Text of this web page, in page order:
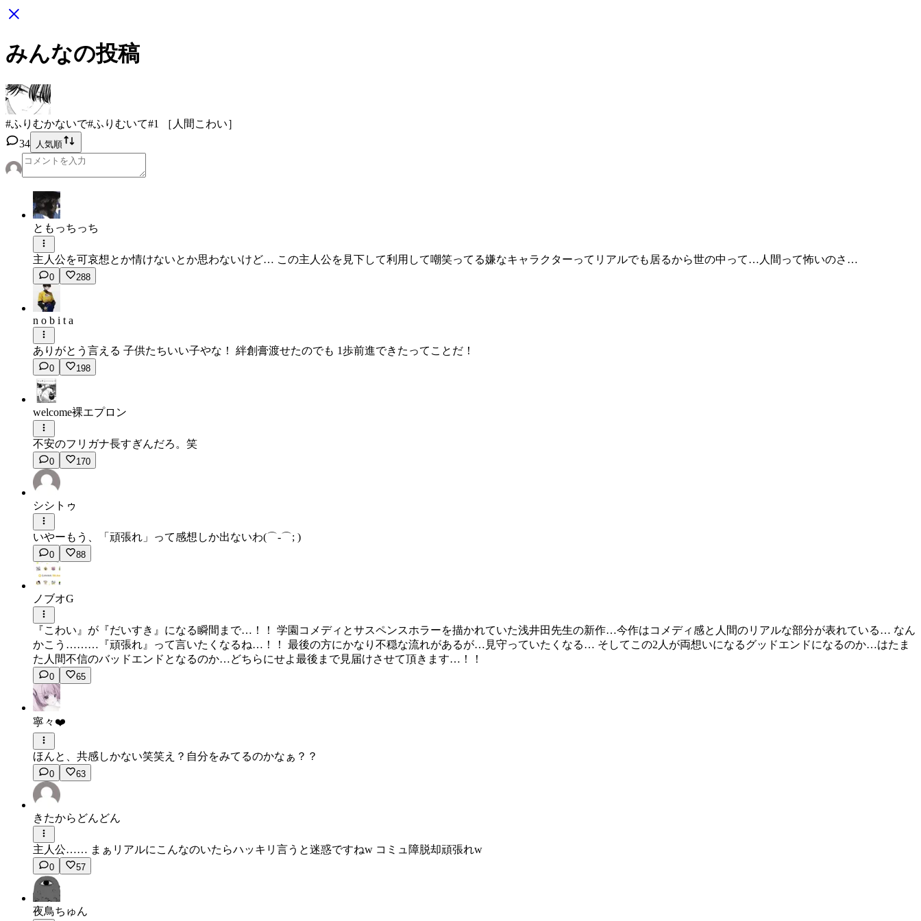
みんなの投稿
#ふりむかないで#ふりむいて#1 ［人間こわい］
34
人気順
ともっちっち
主人公を可哀想とか情けないとか思わないけど… この主人公を見下して利用して嘲笑ってる嫌なキャラクターってリアルでも居るから世の中って…人間って怖いのさ…
0 288
n o b i t a
ありがとう言える 子供たちいい子やな！ 絆創膏渡せたのでも 1歩前進できたってことだ！
0 198
welcome裸エプロン
不安のフリガナ長すぎんだろ。笑
0 170
シシトゥ
いやーもう、「頑張れ」って感想しか出ないわ(⌒-⌒; )
0 88
ノブオG
『こわい』が『だいすき』になる瞬間まで…！！ 学園コメディとサスペンスホラーを描かれていた浅井田先生の新作…今作はコメディ感と人間のリアルな部分が表れている… なん
かこう………『頑張れ』って言いたくなるね…！！ 最後の方にかなり不穏な流れがあるが…見守っていたくなる… そしてこの2人が両想いになるグッドエンドになるのか…はたま
た人間不信のバッドエンドとなるのか…どちらにせよ最後まで見届けさせて頂きます…！！
0 65
寧々❤️
ほんと、共感しかない笑笑え？自分をみてるのかなぁ？？
0 63
きたからどんどん
主人公…… まぁリアルにこんなのいたらハッキリ言うと迷惑ですねw コミュ障脱却頑張れw
0 57
夜鳥ちゅん